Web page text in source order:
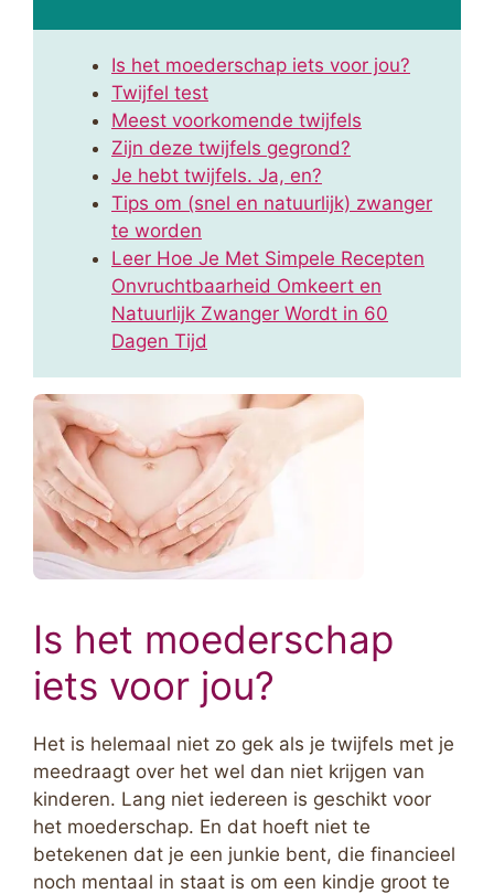
Is het moederschap iets voor jou?
Twijfel test
Meest voorkomende twijfels
Zijn deze twijfels gegrond?
Je hebt twijfels. Ja, en?
Tips om (snel en natuurlijk) zwanger
te worden
Leer Hoe Je Met Simpele Recepten
Onvruchtbaarheid Omkeert en
Natuurlijk Zwanger Wordt in 60
Dagen Tijd
Is het moederschap
iets voor jou?
Het is helemaal niet zo gek als je twijfels met je
meedraagt over het wel dan niet krijgen van
kinderen. Lang niet iedereen is geschikt voor
het moederschap. En dat hoeft niet te
betekenen dat je een junkie bent, die financieel
noch mentaal in staat is om een kindje groot te